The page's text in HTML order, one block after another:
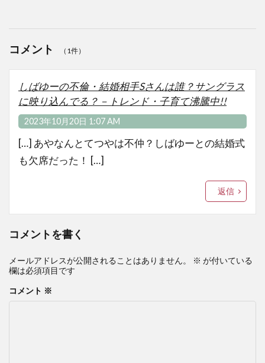
コメント （1件）
しばゆーの不倫・結婚相手Sさんは誰？サングラス
に映り込んでる？－トレンド・子育て沸騰中!!
2023年10月20日 1:07 AM
[…] あやなんとてつやは不仲？しばゆーとの結婚式
も欠席だった！ […]
返信
コメントを書く
メールアドレスが公開されることはありません。 ※ が付いている
欄は必須項目です
コメント ※